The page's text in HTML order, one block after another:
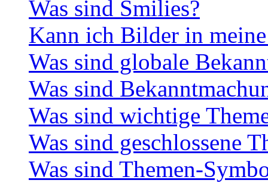
Was sind Smilies?
Kann ich Bilder in
Was sind globale
Was sind
Was sind wichtige
Was sind geschlossene
Was sind Themen-